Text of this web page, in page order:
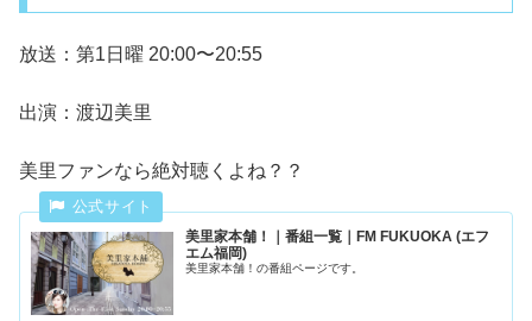
放送：第1日曜 20:00〜20:55
出演：渡辺美里
美里ファンなら絶対聴くよね？？
美里家本舗！｜番組一覧｜FM FUKUOKA (エフ
エム福岡)
美里家本舗！の番組ページです。